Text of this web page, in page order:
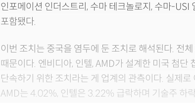
인포메이션 인더스트리, 수마 테크놀로지, 수마-USI
포함됐다.
이번 조치는 중국을 염두에 둔 조치로 해석된다. 전
때문이다. 엔비디아, 인텔, AMD가 설계한 미국 첨단
단속하기 위한 조치라는 게 업계의 관측이다. 실제
AMD는 4.02%, 인텔은 3.22% 급락하며 기술주 하